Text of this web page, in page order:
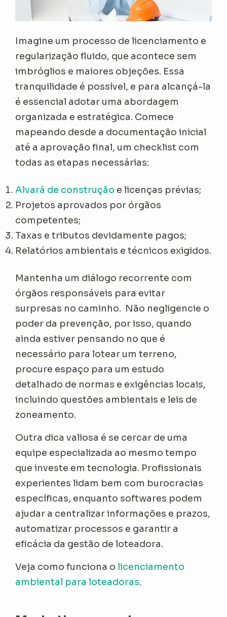
Imagine um processo de licenciamento e
regularização fluido, que acontece sem
imbróglios e maiores objeções. Essa
tranquilidade é possível, e para alcançá-la
é essencial adotar uma abordagem
organizada e estratégica. Comece
mapeando desde a documentação inicial
até a aprovação final, um checklist com
todas as etapas necessárias:
Alvará de construção e licenças prévias;
Projetos aprovados por órgãos
competentes;
Taxas e tributos devidamente pagos;
Relatórios ambientais e técnicos exigidos.
Mantenha um diálogo recorrente com
órgãos responsáveis para evitar
surpresas no caminho. Não negligencie o
poder da prevenção, por isso, quando
ainda estiver pensando no que é
necessário para lotear um terreno,
procure espaço para um estudo
detalhado de normas e exigências locais,
incluindo questões ambientais e leis de
zoneamento.
Outra dica valiosa é se cercar de uma
equipe especializada ao mesmo tempo
que investe em tecnologia. Profissionais
experientes lidam bem com burocracias
específicas, enquanto softwares podem
ajudar a centralizar informações e prazos,
automatizar processos e garantir a
eficácia da gestão de loteadora.
Veja como funciona olicenciamento
ambiental para loteadoras.